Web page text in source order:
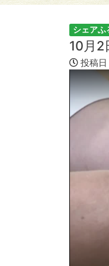
シェアふ
10月
投稿日